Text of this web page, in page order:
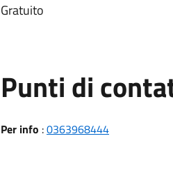
Gratuito
Punti di
Per info :0363968444